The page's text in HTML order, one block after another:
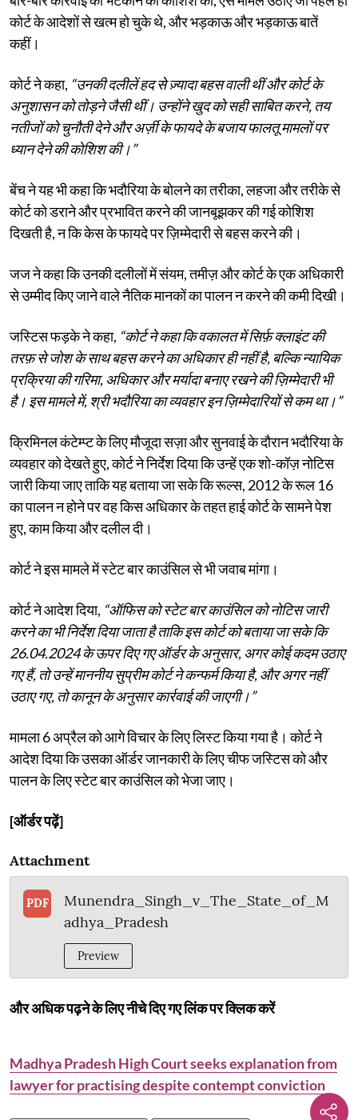
कोर्ट के आदेशों से खत्म हो चुके थे, और भड़काऊ और भड़काऊ बातें
कहीं।
कोर्ट ने कहा, “उनकी दलीलें हद से ज़्यादा बहस वाली थीं और कोर्ट के
अनुशासन को तोड़ने जैसी थीं। उन्होंने खुद को सही साबित करने, तय
नतीजों को चुनौती देने और अर्ज़ी के फायदे के बजाय फालतू मामलों पर
ध्यान देने की कोशिश की।”
बेंच ने यह भी कहा कि भदौरिया के बोलने का तरीका, लहजा और तरीके से
कोर्ट को डराने और प्रभावित करने की जानबूझकर की गई कोशिश
दिखती है, न कि केस के फायदे पर ज़िम्मेदारी से बहस करने की।
जज ने कहा कि उनकी दलीलों में संयम, तमीज़ और कोर्ट के एक अधिकारी
से उम्मीद किए जाने वाले नैतिक मानकों का पालन न करने की कमी दिखी।
जस्टिस फड़के ने कहा, “कोर्ट ने कहा कि वकालत में सिर्फ़ क्लाइंट की
तरफ़ से जोश के साथ बहस करने का अधिकार ही नहीं है, बल्कि न्यायिक
प्रक्रिया की गरिमा, अधिकार और मर्यादा बनाए रखने की ज़िम्मेदारी भी
है। इस मामले में, श्री भदौरिया का व्यवहार इन ज़िम्मेदारियों से कम था।”
क्रिमिनल कंटेम्प्ट के लिए मौजूदा सज़ा और सुनवाई के दौरान भदौरिया के
व्यवहार को देखते हुए, कोर्ट ने निर्देश दिया कि उन्हें एक शो-कॉज़ नोटिस
जारी किया जाए ताकि यह बताया जा सके कि रूल्स, 2012 के रूल 16
का पालन न होने पर वह किस अधिकार के तहत हाई कोर्ट के सामने पेश
हुए, काम किया और दलील दी।
कोर्ट ने इस मामले में स्टेट बार काउंसिल से भी जवाब मांगा।
कोर्ट ने आदेश दिया, “ऑफिस को स्टेट बार काउंसिल को नोटिस जारी
करने का भी निर्देश दिया जाता है ताकि इस कोर्ट को बताया जा सके कि
26.04.2024 के ऊपर दिए गए ऑर्डर के अनुसार, अगर कोई कदम उठाए
गए हैं, तो उन्हें माननीय सुप्रीम कोर्ट ने कन्फर्म किया है, और अगर नहीं
उठाए गए, तो कानून के अनुसार कार्रवाई की जाएगी।”
मामला 6 अप्रैल को आगे विचार के लिए लिस्ट किया गया है। कोर्ट ने
आदेश दिया कि उसका ऑर्डर जानकारी के लिए चीफ जस्टिस को और
पालन के लिए स्टेट बार काउंसिल को भेजा जाए।
[ऑर्डर पढ़ें]
Attachment
PDF
Munendra_Singh_v_The_State_of_M
adhya_Pradesh
Preview
और अधिक पढ़ने के लिए नीचे दिए गए लिंक पर क्लिक करें
Madhya Pradesh High Court seeks explanation from
lawyer for practising despite contempt conviction